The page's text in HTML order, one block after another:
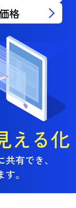
格
える化
有でき、
。